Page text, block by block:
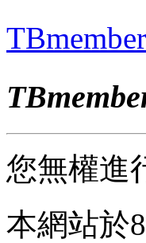
您無權進
本網站於